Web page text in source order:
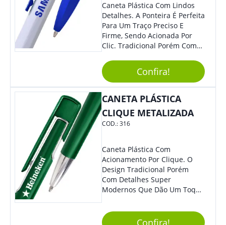
Caneta Plástica Com Lindos
Detalhes. A Ponteira É Perfeita
Para Um Traço Preciso E
Firme, Sendo Acionada Por
Clic. Tradicional Porém Com
Toda Diferença.
Confira!
CANETA PLÁSTICA
CLIQUE METALIZADA
COD.:316
Caneta Plástica Com
Acionamento Por Clique. O
Design Tradicional Porém
Com Detalhes Super
Modernos Que Dão Um Toque
Confira!